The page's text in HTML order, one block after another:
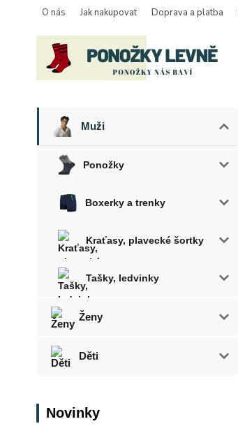
O nás Jak nakupovat Doprava a platba
Muži
Ponožky
Boxerky a trenky
Kraťasy, plavecké šortky
Tašky, ledvinky
Ženy
Děti
Novinky